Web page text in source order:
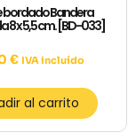
bordado Bandera
8 x 5,5 cm. [BD-033]
€ IVA incluído
al carrito